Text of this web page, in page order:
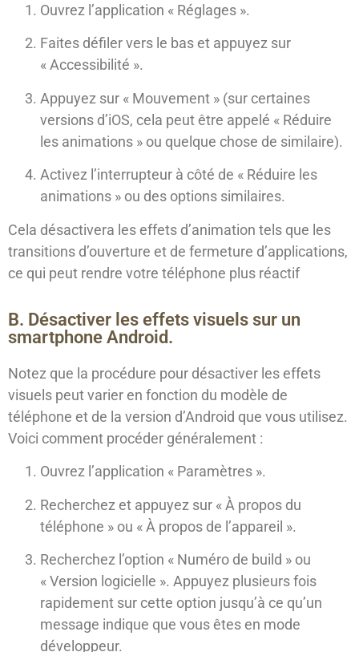
Ouvrez l’application « Réglages ».
Faites défiler vers le bas et appuyez sur
« Accessibilité ».
Appuyez sur « Mouvement » (sur certaines
versions d’iOS, cela peut être appelé « Réduire
les animations » ou quelque chose de similaire).
Activez l’interrupteur à côté de « Réduire les
animations » ou des options similaires.
Cela désactivera les effets d’animation tels que les
transitions d’ouverture et de fermeture d’applications,
ce qui peut rendre votre téléphone plus réactif
B. Désactiver les effets visuels sur un
smartphone Android.
Notez que la procédure pour désactiver les effets
visuels peut varier en fonction du modèle de
téléphone et de la version d’Android que vous utilisez.
Voici comment procéder généralement :
Ouvrez l’application « Paramètres ».
Recherchez et appuyez sur « À propos du
téléphone » ou « À propos de l’appareil ».
Recherchez l’option « Numéro de build » ou
« Version logicielle ». Appuyez plusieurs fois
rapidement sur cette option jusqu’à ce qu’un
message indique que vous êtes en mode
développeur.